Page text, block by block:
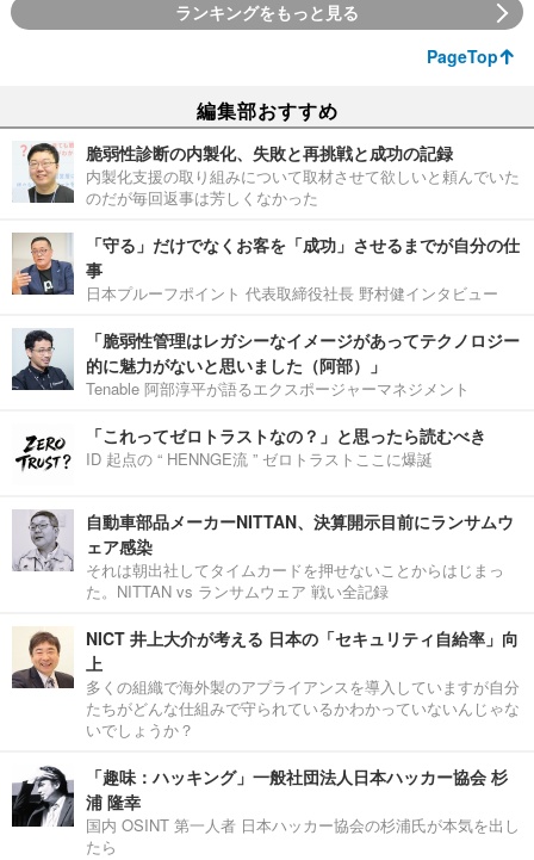
ランキングをもっと見る
PageTop
編集部おすすめ
脆弱性診断の内製化、失敗と再挑戦と成功の記録
内製化支援の取り組みについて取材させて欲しいと頼んでいた
のだが毎回返事は芳しくなかった
「守る」だけでなくお客を「成功」させるまでが自分の仕
事
日本プルーフポイント 代表取締役社長 野村健インタビュー
「脆弱性管理はレガシーなイメージがあってテクノロジー
的に魅力がないと思いました（阿部）」
Tenable 阿部淳平が語るエクスポージャーマネジメント
「これってゼロトラストなの？」と思ったら読むべき
ID 起点の “ HENNGE流 ” ゼロトラストここに爆誕
自動車部品メーカーNITTAN、決算開示目前にランサムウ
ェア感染
それは朝出社してタイムカードを押せないことからはじまっ
た。NITTAN vs ランサムウェア 戦い全記録
NICT 井上大介が考える 日本の「セキュリティ自給率」向
上
多くの組織で海外製のアプライアンスを導入していますが自分
たちがどんな仕組みで守られているかわかっていないんじゃな
いでしょうか？
「趣味：ハッキング」一般社団法人日本ハッカー協会 杉
浦 隆幸
国内 OSINT 第一人者 日本ハッカー協会の杉浦氏が本気を出し
たら